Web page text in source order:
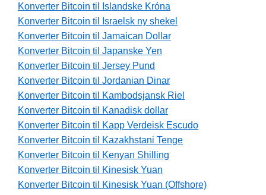
Konverter Bitcoin til Islandske Króna
Konverter Bitcoin til Israelsk ny shekel
Konverter Bitcoin til Jamaican Dollar
Konverter Bitcoin til Japanske Yen
Konverter Bitcoin til Jersey Pund
Konverter Bitcoin til Jordanian Dinar
Konverter Bitcoin til Kambodsjansk Riel
Konverter Bitcoin til Kanadisk dollar
Konverter Bitcoin til Kapp Verdeisk Escudo
Konverter Bitcoin til Kazakhstani Tenge
Konverter Bitcoin til Kenyan Shilling
Konverter Bitcoin til Kinesisk Yuan
Konverter Bitcoin til Kinesisk Yuan (Offshore)